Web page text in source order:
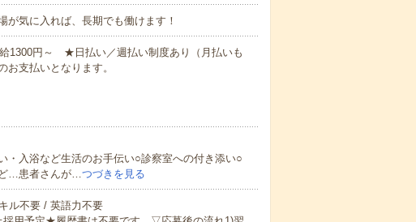
気に入れば、長期でも働けます！
1300円～ ★日払い／週払い制度あり（月払いも
支払いとなります。
入浴など生活のお手伝い○診察室への付き添い○
ど…患者さんが…つづきを見る
ル不要 / 英語力不要